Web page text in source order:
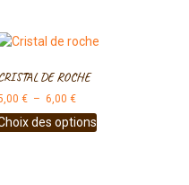
DE ROCHE
€ – 6,00 €
des options